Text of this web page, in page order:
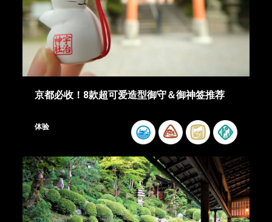
京都必收！8款超可爱造型御守＆御神签推荐
体验